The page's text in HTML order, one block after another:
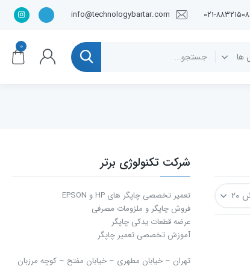
info@technologybartar.com ۰۲۱-۸۸۳۲۱۵۰۸
۰
شرکت تکنولوژی برتر
تعمیر تخصصی چاپگر های HP و EPSON
فروش چاپگر و ملزومات مصرفی
عرضه قطعات یدکی چاپگر
آموزش تخصصی تعمیر چاپگر
تهران – خیابان مطهری – خیابان مفتح – كوچه مرزبان